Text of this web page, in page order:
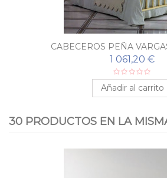
CABECEROS PEÑA
1 061,20 €
Añadir al carrito
30 PRODUCTOS EN LA